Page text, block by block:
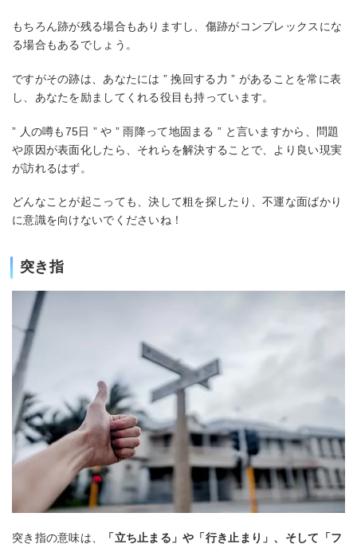
もちろん跡が残る場合もありますし、傷跡がコンプレックスにな
る場合もあるでしょう。
ですがその跡は、あなたには ” 挽回する力 ” があることを常に表
し、あなたを励ましてくれる役目も持っています。
” 人の噂も75日 ” や ” 雨降って地固まる ” と言いますから、問題
や原因が表面化したら、それらを解決することで、より良い現実
が訪れるはず。
どんなことが起こっても、決して粗を探したり、不運な面ばかり
に意識を向けないでくださいね！
突き指
突き指の意味は、
「立ち止まる」や「行き止まり」、そして「フ